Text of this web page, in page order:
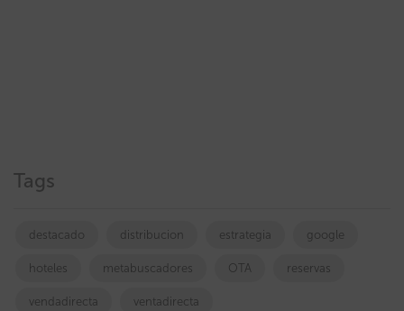
Tags
destacado distribucion estrategia google
hoteles metabuscadores OTA reservas
vendadirecta ventadirecta